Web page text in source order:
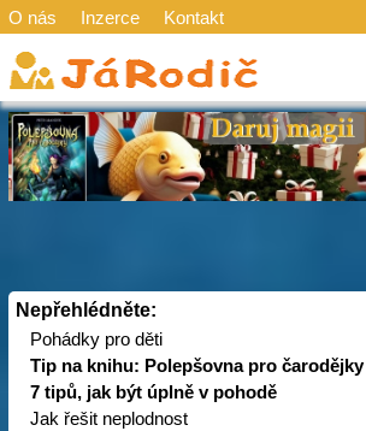
O nás Inzerce Kontakt
Nepřehlédněte:
Pohádky pro děti
Tip na knihu: Polepšovna pro čarodějky
7 tipů, jak být úplně v pohodě
Jak řešit neplodnost